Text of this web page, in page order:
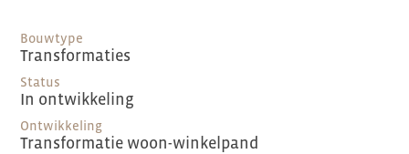
Bouwtype
Transformaties
Status
In ontwikkeling
Ontwikkeling
Transformatie woon-winkelpand